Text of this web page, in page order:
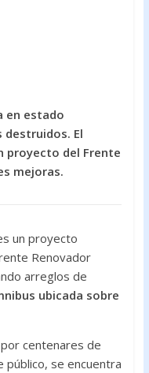
en estado
El
proyecto del Frente
mejoras.
un proyecto
Renovador
arreglos de
ubicada sobre
centenares de
público, se encuentra